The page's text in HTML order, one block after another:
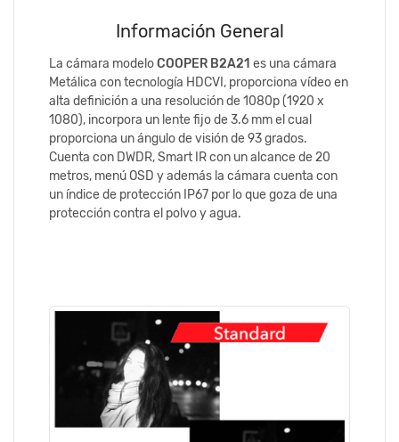
Información General
La cámara modeloCOOPER B2A21 es una cámara
Metálica con tecnología HDCVI, proporciona vídeo en
alta definición a una resolución de 1080p (1920 x
1080), incorpora un lente fijo de 3.6 mm el cual
proporciona un ángulo de visión de 93 grados.
Cuenta con DWDR, Smart IR con un alcance de 20
metros, menú OSD y además la cámara cuenta con
un índice de protección IP67 por lo que goza de una
protección contra el polvo y agua.